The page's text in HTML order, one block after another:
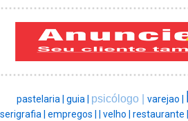
pastelaria | guia | psicólogo | varejao |
serigrafia | empregos | | velho | restaurante |